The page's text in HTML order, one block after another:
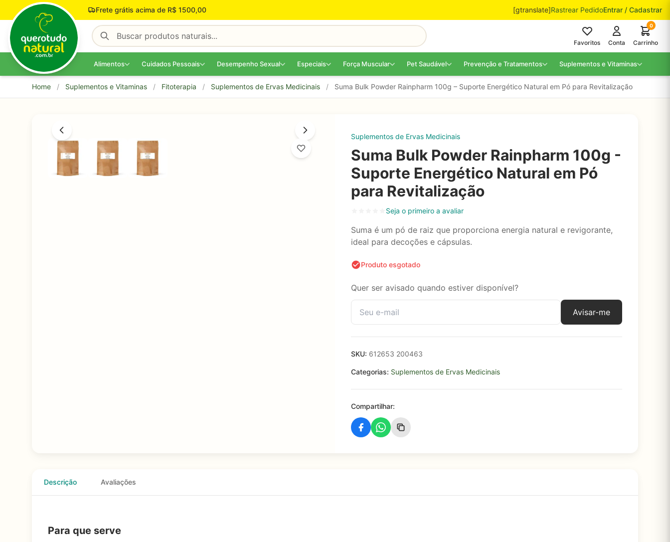
Pular para o conteúdo Frete grátis acima de R$ 1500,00 [gtranslate]Rastrear PedidoEntrar / Cadastrar
Favoritos Conta
0
Carrinho
Alimentos Cuidados Pessoais Desempenho Sexual Especiais Força Muscular Pet Saudável Prevenção e Tratamentos Suplementos e Vitaminas
Home / Suplementos e Vitaminas / Fitoterapia / Suplementos de Ervas Medicinais / Suma Bulk Powder Rainpharm 100g – Suporte Energético Natural em Pó para Revitalização
Suplementos de Ervas Medicinais
Suma Bulk Powder Rainpharm 100g -
Suporte Energético Natural em Pó
para Revitalização
Seja o primeiro a avaliar
Suma é um pó de raiz que proporciona energia natural e revigorante,
ideal para decoções e cápsulas.
Produto esgotado
Quer ser avisado quando estiver disponível?
Avisar-me
SKU: 612653 200463
Categorias: Suplementos de Ervas Medicinais
Compartilhar:
Descrição Avaliações
Para que serve